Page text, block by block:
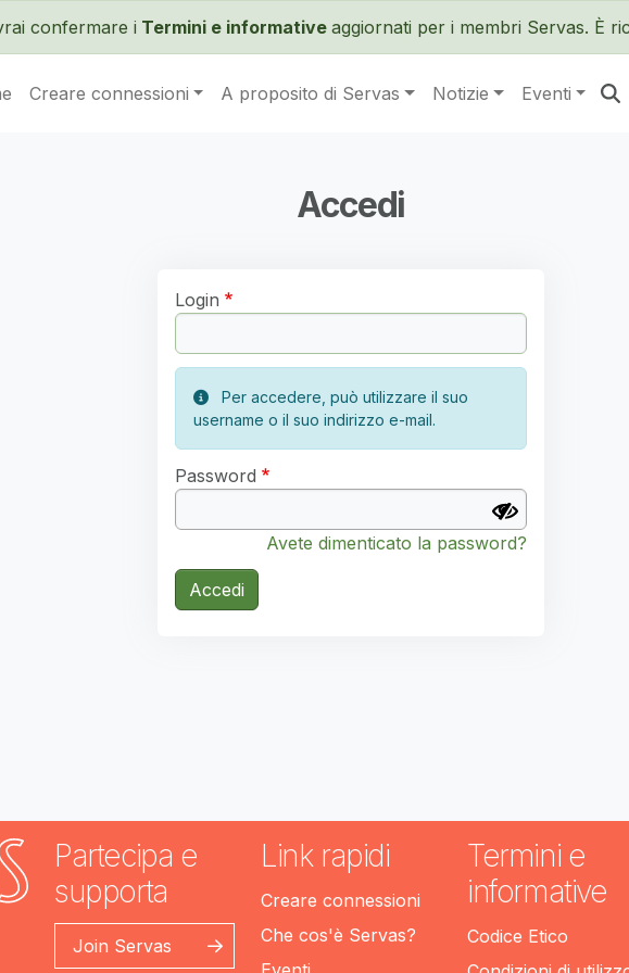
Salta al contenuto principale
confermare i Termini e informative aggiornati per i membri Servas. È
Creare connessioni A proposito di Servas Notizie Eventi
Accedi
Login
Per accedere, può utilizzare il suo
username o il suo indirizzo e-mail.
Password
Avete dimenticato la password?
Accedi
Partecipa e
supporta
Join Servas
Link rapidi
Creare connessioni
Che cos'è Servas?
Termini e
informative
Codice Etico